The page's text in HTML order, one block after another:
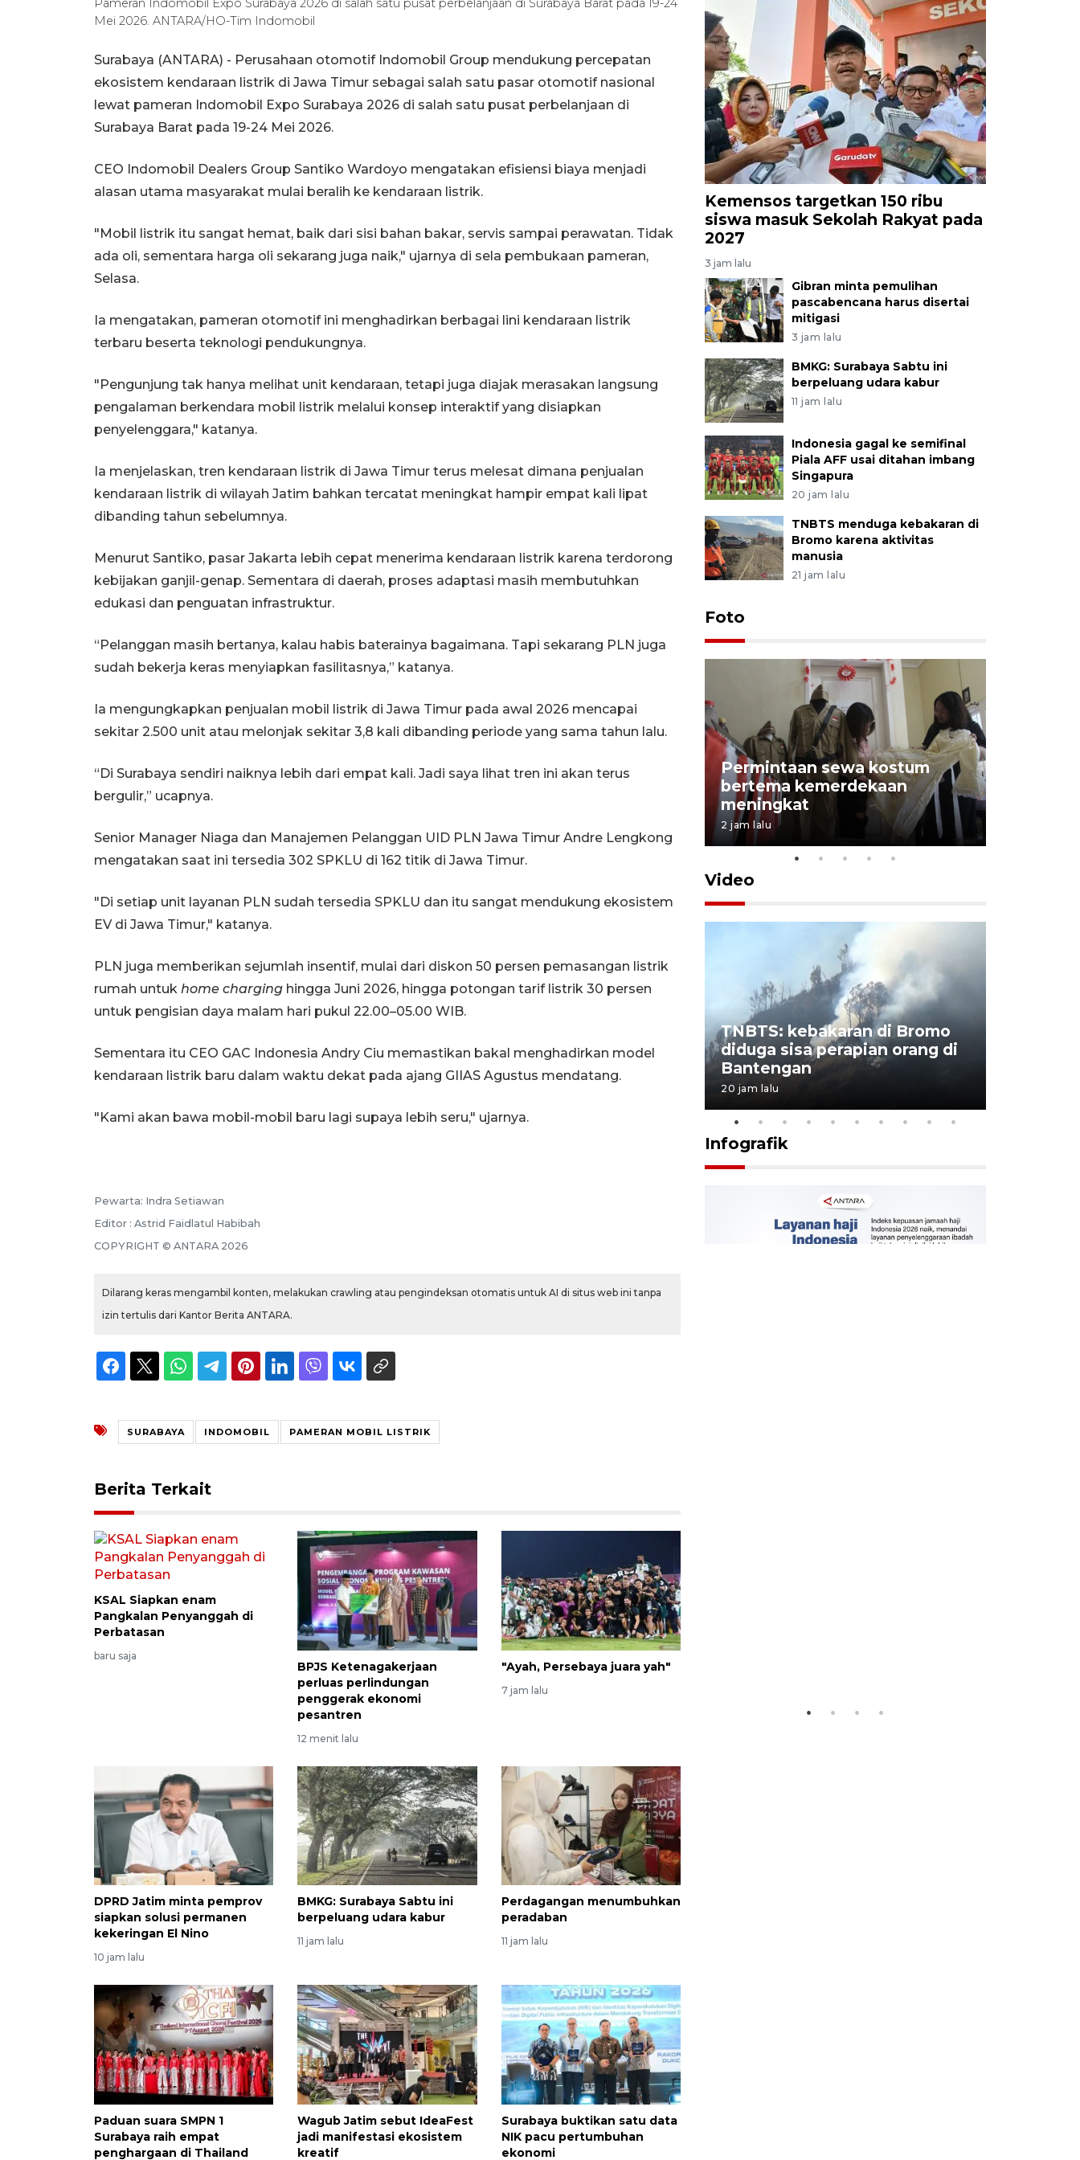
Pameran Indomobil Expo Surabaya 2026 di salah satu pusat perbelanjaan di Surabaya Barat pada 19-24
Mei 2026. ANTARA/HO-Tim Indomobil
Surabaya (ANTARA) - Perusahaan otomotif Indomobil Group mendukung percepatan
ekosistem kendaraan listrik di Jawa Timur sebagai salah satu pasar otomotif nasional
lewat pameran Indomobil Expo Surabaya 2026 di salah satu pusat perbelanjaan di
Surabaya Barat pada 19-24 Mei 2026.
CEO Indomobil Dealers Group Santiko Wardoyo mengatakan efisiensi biaya menjadi
alasan utama masyarakat mulai beralih ke kendaraan listrik.
"Mobil listrik itu sangat hemat, baik dari sisi bahan bakar, servis sampai perawatan. Tidak
ada oli, sementara harga oli sekarang juga naik," ujarnya di sela pembukaan pameran,
Selasa.
Ia mengatakan, pameran otomotif ini menghadirkan berbagai lini kendaraan listrik
terbaru beserta teknologi pendukungnya.
"Pengunjung tak hanya melihat unit kendaraan, tetapi juga diajak merasakan langsung
pengalaman berkendara mobil listrik melalui konsep interaktif yang disiapkan
penyelenggara," katanya.
Ia menjelaskan, tren kendaraan listrik di Jawa Timur terus melesat dimana penjualan
kendaraan listrik di wilayah Jatim bahkan tercatat meningkat hampir empat kali lipat
dibanding tahun sebelumnya.
Menurut Santiko, pasar Jakarta lebih cepat menerima kendaraan listrik karena terdorong
kebijakan ganjil-genap. Sementara di daerah, proses adaptasi masih membutuhkan
edukasi dan penguatan infrastruktur.
“Pelanggan masih bertanya, kalau habis baterainya bagaimana. Tapi sekarang PLN juga
sudah bekerja keras menyiapkan fasilitasnya,” katanya.
Ia mengungkapkan penjualan mobil listrik di Jawa Timur pada awal 2026 mencapai
sekitar 2.500 unit atau melonjak sekitar 3,8 kali dibanding periode yang sama tahun lalu.
“Di Surabaya sendiri naiknya lebih dari empat kali. Jadi saya lihat tren ini akan terus
bergulir,” ucapnya.
Senior Manager Niaga dan Manajemen Pelanggan UID PLN Jawa Timur Andre Lengkong
mengatakan saat ini tersedia 302 SPKLU di 162 titik di Jawa Timur.
"Di setiap unit layanan PLN sudah tersedia SPKLU dan itu sangat mendukung ekosistem
EV di Jawa Timur," katanya.
PLN juga memberikan sejumlah insentif, mulai dari diskon 50 persen pemasangan listrik
rumah untuk home charging hingga Juni 2026, hingga potongan tarif listrik 30 persen
untuk pengisian daya malam hari pukul 22.00–05.00 WIB.
Sementara itu CEO GAC Indonesia Andry Ciu memastikan bakal menghadirkan model
kendaraan listrik baru dalam waktu dekat pada ajang GIIAS Agustus mendatang.
"Kami akan bawa mobil-mobil baru lagi supaya lebih seru," ujarnya.
Pewarta: Indra Setiawan
Editor : Astrid Faidlatul Habibah
COPYRIGHT © ANTARA 2026
Dilarang keras mengambil konten, melakukan crawling atau pengindeksan otomatis untuk AI di situs web ini tanpa
izin tertulis dari Kantor Berita ANTARA.
SURABAYA INDOMOBIL PAMERAN MOBIL LISTRIK
Berita Terkait
KSAL Siapkan enam
Pangkalan Penyanggah di
Perbatasan
baru saja
BPJS Ketenagakerjaan
perluas perlindungan
penggerak ekonomi
pesantren
12 menit lalu
"Ayah, Persebaya juara yah"
7 jam lalu
DPRD Jatim minta pemprov
siapkan solusi permanen
kekeringan El Nino
10 jam lalu
BMKG: Surabaya Sabtu ini
berpeluang udara kabur
11 jam lalu
Perdagangan menumbuhkan
peradaban
11 jam lalu
Paduan suara SMPN 1
Surabaya raih empat
penghargaan di Thailand
Wagub Jatim sebut IdeaFest
jadi manifestasi ekosistem
kreatif
Surabaya buktikan satu data
NIK pacu pertumbuhan
ekonomi
Kemensos targetkan 150 ribu
siswa masuk Sekolah Rakyat pada
2027
3 jam lalu
Gibran minta pemulihan
pascabencana harus disertai
mitigasi
3 jam lalu
BMKG: Surabaya Sabtu ini
berpeluang udara kabur
11 jam lalu
Indonesia gagal ke semifinal
Piala AFF usai ditahan imbang
Singapura
20 jam lalu
TNBTS menduga kebakaran di
Bromo karena aktivitas
manusia
21 jam lalu
Foto
Penguatan struktur jembatan
Permintaan sewa kostum
bertema kemerdekaan
meningkat
2 jam lalu
Video
Water Spray" bantu padamkan
kebakaran Bromo
TNBTS: kebakaran di Bromo
diduga sisa perapian orang di
Bantengan
20 jam lalu
Infografik
160 ribu sambungan baru
jaringan gas 2026